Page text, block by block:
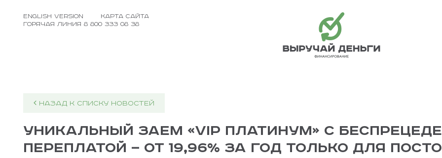
english version
карта сайта
Горячая линия 8 800 333 08 38
Выручай Деньги
НАЗАД К СПИСКУ НОВОСТЕЙ
Уникальный заем «VIP Платинум» с
переплатой — от 19,96% за год только для